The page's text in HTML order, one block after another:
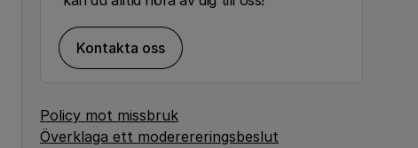
Kontakta oss
Policy mot missbruk
Överklaga ett moderereringsbeslut